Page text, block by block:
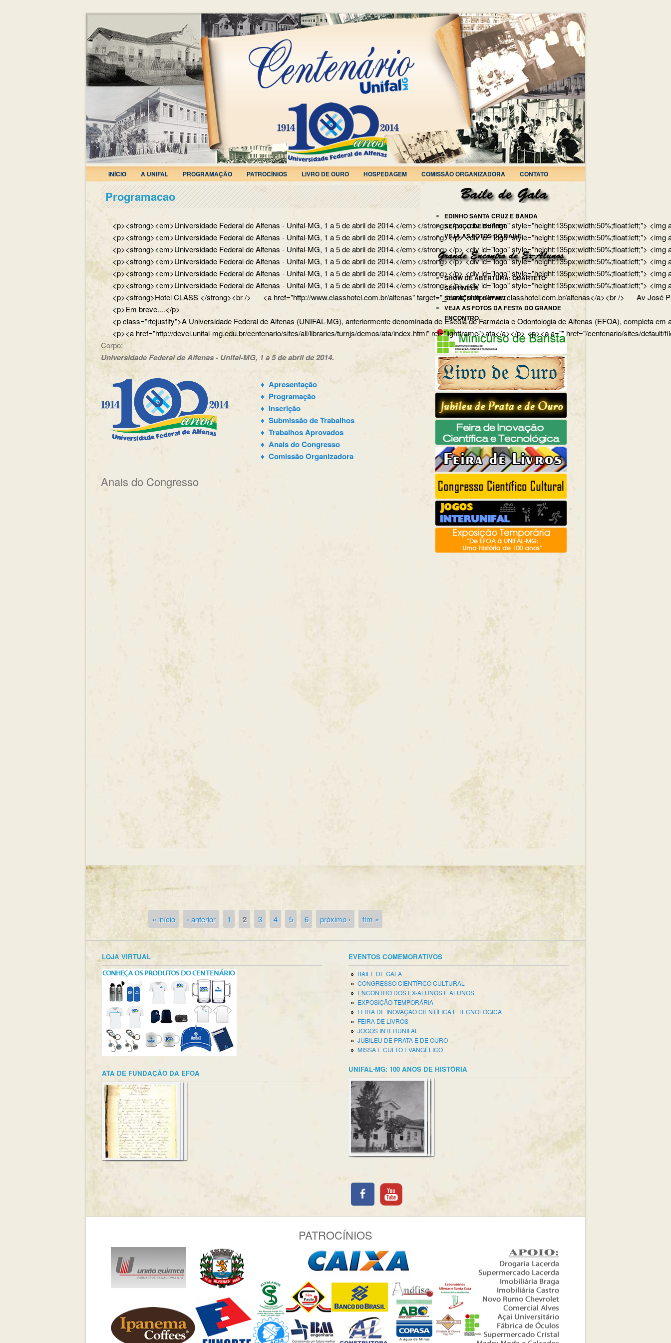
INÍCIO A UNIFAL PROGRAMAÇÃO PATROCÍNIOS LIVRO DE OURO HOSPEDAGEM COMISSÃO ORGANIZADORA CONTATO
Programacao
<p><strong><em>Universidade Federal de Alfenas - Unifal-MG, 1 a 5 de abril de 2014.</em></strong></p> <div id="logo" style="height:135px;width:50%;float:left;">
<p><strong><em>Universidade Federal de Alfenas - Unifal-MG, 1 a 5 de abril de 2014.</em></strong></p> <div id="logo" style="height:135px;width:50%;float:left;">
<p><strong><em>Universidade Federal de Alfenas - Unifal-MG, 1 a 5 de abril de 2014.</em></strong></p> <div id="logo" style="height:135px;width:50%;float:left;">
<p><strong><em>Universidade Federal de Alfenas - Unifal-MG, 1 a 5 de abril de 2014.</em></strong></p> <div id="logo" style="height:135px;width:50%;float:left;">
<p><strong><em>Universidade Federal de Alfenas - Unifal-MG, 1 a 5 de abril de 2014.</em></strong></p> <div id="logo" style="height:135px;width:50%;float:left;">
<p><strong><em>Universidade Federal de Alfenas - Unifal-MG, 1 a 5 de abril de 2014.</em></strong></p> <div id="logo" style="height:135px;width:50%;float:left;">
<p><strong>Hotel CLASS </strong><br /> <a href="http://www.classhotel.com.br/alfenas" target="_blank">http://www.classhotel.com.br/alfenas</a><br /> Av
<p>Em breve....</p>
<p class="rtejustify">A Universidade Federal de Alfenas (UNIFAL-MG), anteriormente denominada de Escola de Farmácia e Odontologia de Alfenas (EFOA), completa
<p><a href="http://devel.unifal-mg.edu.br/centenario/sites/all/libraries/turnjs/demos/ata/index.html" rel="lightframe">ata</a></p> <p><a a="" href="/centenario/sites/
Corpo:
Universidade Federal de Alfenas - Unifal-MG, 1 a 5 de abril de 2014.
♦ Apresentação
♦ Programação
♦ Inscrição
♦ Submissão de Trabalhos
♦ Trabalhos Aprovados
♦ Anais do Congresso
♦ Comissão Organizadora
Anais do Congresso
« início ‹ anterior 1 2 3 4 5 6 próximo › fim »
EDINHO SANTA CRUZ E BANDA
SERVIÇO DE BUFFET
VEJA AS FOTOS DO BAILE
SHOW DE ABERTURA: QUARTETO
SENTINELA
SERVIÇO DE BUFFET
VEJA AS FOTOS DA FESTA DO GRANDE
ENCONTRO
LOJA VIRTUAL
ATA DE FUNDAÇÃO DA EFOA
EVENTOS COMEMORATIVOS
BAILE DE GALA
CONGRESSO CIENTÍFICO CULTURAL
ENCONTRO DOS EX-ALUNOS E ALUNOS
EXPOSIÇÃO TEMPORÁRIA
FEIRA DE INOVAÇÃO CIENTÍFICA E TECNOLÓGICA
FEIRA DE LIVROS
JOGOS INTERUNIFAL
JUBILEU DE PRATA E DE OURO
MISSA E CULTO EVANGÉLICO
UNIFAL-MG: 100 ANOS DE HISTÓRIA
PATROCÍNIOS